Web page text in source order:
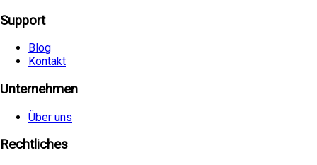
Support
Blog
Kontakt
Unternehmen
Über uns
Rechtliches